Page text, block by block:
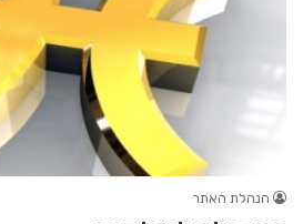
הנהלת האתר